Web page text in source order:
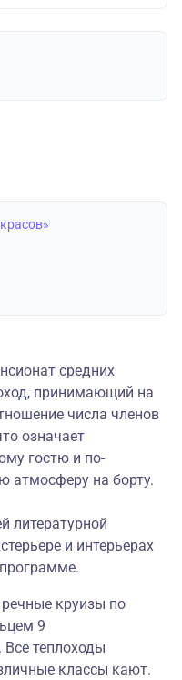
средних
принимающий на
числа членов
означает
гостю и по-
на борту.
литературной
и интерьерах
круизы по
9
теплоходы
классы кают.